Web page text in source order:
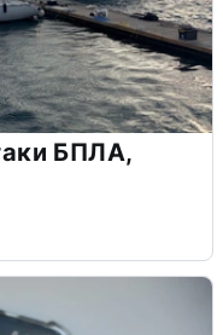
БПЛА,